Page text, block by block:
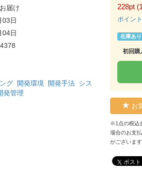
届け
03日
04日
グ 開発環境 開発手法 シス
発管理
228pt
ポイン
在庫あり
初回購
お
※1点の税込
場合のお支
がございま
ポスト